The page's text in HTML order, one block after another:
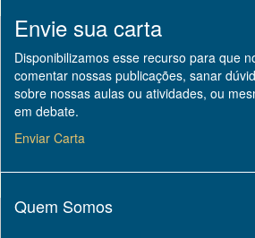
Envie sua carta
Disponibilizamos esse recurso para que
comentar nossas publicações, sanar
sobre nossas aulas ou atividades, ou
em debate.
Enviar Carta
Quem Somos